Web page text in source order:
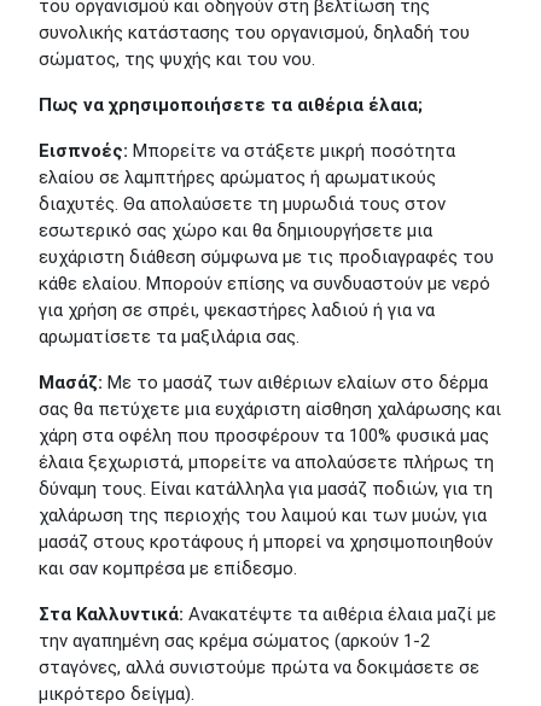
του οργανισμού και οδηγούν στη βελτίωση της
συνολικής κατάστασης του οργανισμού, δηλαδή του
σώματος, της ψυχής και του νου.
Πως να χρησιμοποιήσετε τα αιθέρια έλαια;
Εισπνοές: Μπορείτε να στάξετε μικρή ποσότητα
ελαίου σε λαμπτήρες αρώματος ή αρωματικούς
διαχυτές. Θα απολαύσετε τη μυρωδιά τους στον
εσωτερικό σας χώρο και θα δημιουργήσετε μια
ευχάριστη διάθεση σύμφωνα με τις προδιαγραφές του
κάθε ελαίου. Μπορούν επίσης να συνδυαστούν με νερό
για χρήση σε σπρέι, ψεκαστήρες λαδιού ή για να
αρωματίσετε τα μαξιλάρια σας.
Μασάζ: Με το μασάζ των αιθέριων ελαίων στο δέρμα
σας θα πετύχετε μια ευχάριστη αίσθηση χαλάρωσης και
χάρη στα οφέλη που προσφέρουν τα 100% φυσικά μας
έλαια ξεχωριστά, μπορείτε να απολαύσετε πλήρως τη
δύναμη τους. Είναι κατάλληλα για μασάζ ποδιών, για τη
χαλάρωση της περιοχής του λαιμού και των μυών, για
μασάζ στους κροτάφους ή μπορεί να χρησιμοποιηθούν
και σαν κομπρέσα με επίδεσμο.
Στα Καλλυντικά: Ανακατέψτε τα αιθέρια έλαια μαζί με
την αγαπημένη σας κρέμα σώματος (αρκούν 1-2
σταγόνες, αλλά συνιστούμε πρώτα να δοκιμάσετε σε
μικρότερο δείγμα).